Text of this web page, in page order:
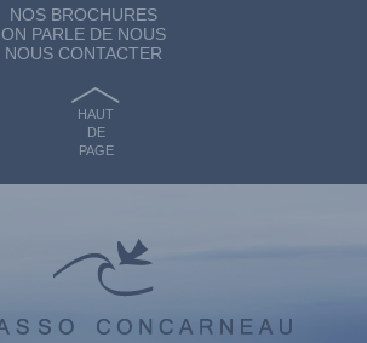
NOS BROCHURES
ON PARLE DE NOUS
NOUS CONTACTER
HAUT
DE
PAGE